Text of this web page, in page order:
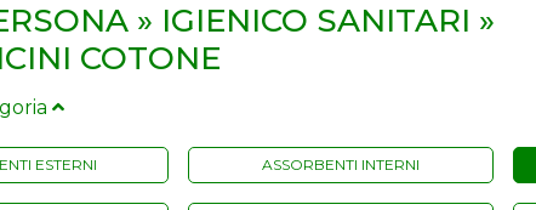
» IGIENICO SANITARI »
COTONE
ESTERNI ASSORBENTI INTERNI